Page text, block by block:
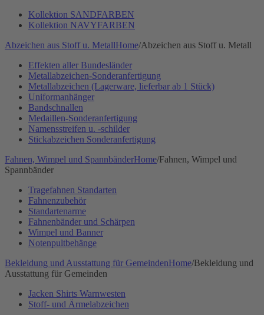
Kollektion SANDFARBEN
Kollektion NAVYFARBEN
Abzeichen aus Stoff u. MetallHome/Abzeichen aus Stoff u. Metall
Effekten aller Bundesländer
Metallabzeichen-Sonderanfertigung
Metallabzeichen (Lagerware, lieferbar ab 1 Stück)
Uniformanhänger
Bandschnallen
Medaillen-Sonderanfertigung
Namensstreifen u. -schilder
Stickabzeichen Sonderanfertigung
Fahnen, Wimpel und SpannbänderHome/Fahnen, Wimpel und
Spannbänder
Tragefahnen Standarten
Fahnenzubehör
Standartenarme
Fahnenbänder und Schärpen
Wimpel und Banner
Notenpultbehänge
Bekleidung und Ausstattung für GemeindenHome/Bekleidung und
Ausstattung für Gemeinden
Jacken Shirts Warnwesten
Stoff- und Ärmelabzeichen